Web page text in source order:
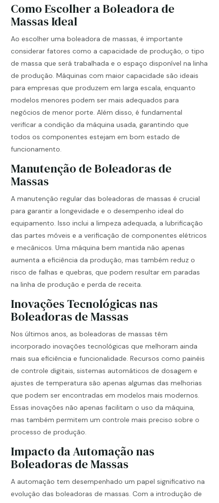
Como Escolher a Boleadora de
Massas Ideal
Ao escolher uma boleadora de massas, é importante
considerar fatores como a capacidade de produção, o tipo
de massa que será trabalhada e o espaço disponível na linha
de produção. Máquinas com maior capacidade são ideais
para empresas que produzem em larga escala, enquanto
modelos menores podem ser mais adequados para
negócios de menor porte. Além disso, é fundamental
verificar a condição da máquina usada, garantindo que
todos os componentes estejam em bom estado de
funcionamento.
Manutenção de Boleadoras de
Massas
A manutenção regular das boleadoras de massas é crucial
para garantir a longevidade e o desempenho ideal do
equipamento. Isso inclui a limpeza adequada, a lubrificação
das partes móveis e a verificação de componentes elétricos
e mecânicos. Uma máquina bem mantida não apenas
aumenta a eficiência da produção, mas também reduz o
risco de falhas e quebras, que podem resultar em paradas
na linha de produção e perda de receita.
Inovações Tecnológicas nas
Boleadoras de Massas
Nos últimos anos, as boleadoras de massas têm
incorporado inovações tecnológicas que melhoram ainda
mais sua eficiência e funcionalidade. Recursos como painéis
de controle digitais, sistemas automáticos de dosagem e
ajustes de temperatura são apenas algumas das melhorias
que podem ser encontradas em modelos mais modernos.
Essas inovações não apenas facilitam o uso da máquina,
mas também permitem um controle mais preciso sobre o
processo de produção.
Impacto da Automação nas
Boleadoras de Massas
A automação tem desempenhado um papel significativo na
evolução das boleadoras de massas. Com a introdução de